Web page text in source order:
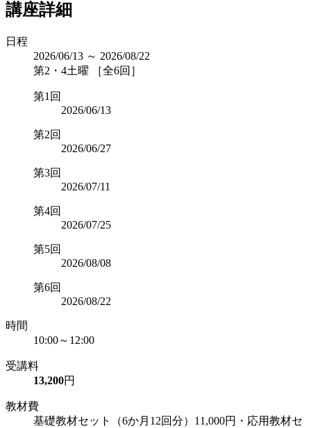
講座詳細
日程
2026/06/13 ～ 2026/08/22
第2・4土曜 ［全6回］
第1回
2026/06/13
第2回
2026/06/27
第3回
2026/07/11
第4回
2026/07/25
第5回
2026/08/08
第6回
2026/08/22
時間
10:00～12:00
受講料
13,200円
教材費
基礎教材セット（6か月12回分）11,000円・応用教材セ